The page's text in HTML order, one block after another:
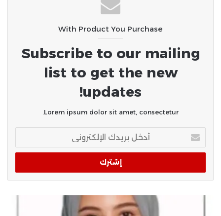
عمليات «POEM» لعلاج الأكاليزيا..
ومصر الخير تدعم توطين أحدث تقنيات
With Product You Purchase
Subscribe to our mailing
list to get the new
updates!
Lorem ipsum dolor sit amet, consectetur.
بريدك
الإلكتروني